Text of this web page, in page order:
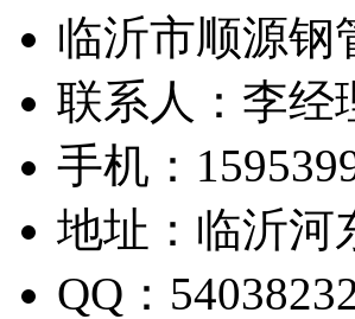
临沂市顺源钢
联系人：李经
手机：
地址：临沂河
QQ：